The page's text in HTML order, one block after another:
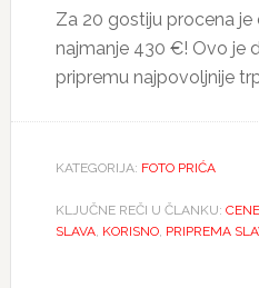
Za 20 gostiju procena
najmanje 430 €! Ovo je
pripremu najpovoljnije
KATEGORIJA: FOTO PRIĆA
KLJUČNE REČI U ČLANKU:
SLAVA, KORISNO, PRIPREMA